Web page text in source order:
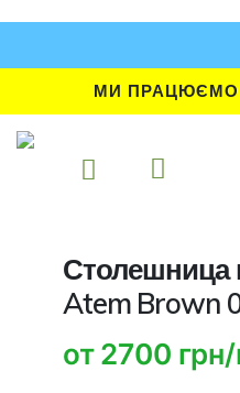
МИ ПРАЦЮЄМО
Столешница
Atem Brown
от 2700